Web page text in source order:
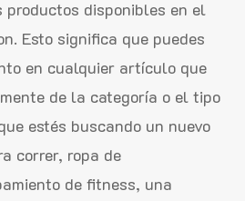
disponibles en el
Esto significa que puedes
en cualquier artículo que
de la categoría o el tipo
estés buscando un nuevo
correr, ropa de
de fitness, una